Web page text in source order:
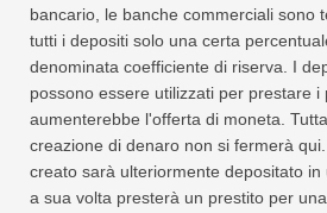
bancario, le banche commerciali sono
tutti i depositi solo una certa
denominata coefficiente di riserva. I
possono essere utilizzati per prestare i
aumenterebbe l'offerta di moneta.
creazione di denaro non si fermerà
creato sarà ulteriormente depositato
a sua volta presterà un prestito per